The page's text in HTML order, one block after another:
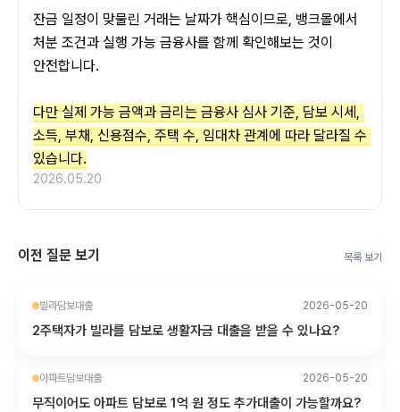
잔금 일정이 맞물린 거래는 날짜가 핵심이므로, 뱅크몰에서
처분 조건과 실행 가능 금융사를 함께 확인해보는 것이
안전합니다.
다만 실제 가능 금액과 금리는 금융사 심사 기준, 담보 시세,
소득, 부채, 신용점수, 주택 수, 임대차 관계에 따라 달라질 수
있습니다.
2026.05.20
이전 질문 보기 목록 보기
빌라담보대출 2026-05-20
2주택자가 빌라를 담보로 생활자금 대출을 받을 수 있나요?
아파트담보대출 2026-05-20
무직이어도 아파트 담보로 1억 원 정도 추가대출이 가능할까요?